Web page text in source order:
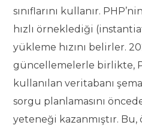
sınıflarını kullanır.
hızlı örneklediği
yükleme hızını belirler.
güncellemelerle birlikte,
kullanılan veritabanı
sorgu planlamasını
yeteneği kazanmıştır.